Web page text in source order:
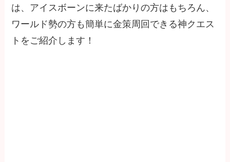
は、アイスボーンに来たばかりの方はもちろん、
ワールド勢の方も簡単に金策周回できる神クエス
トをご紹介します！